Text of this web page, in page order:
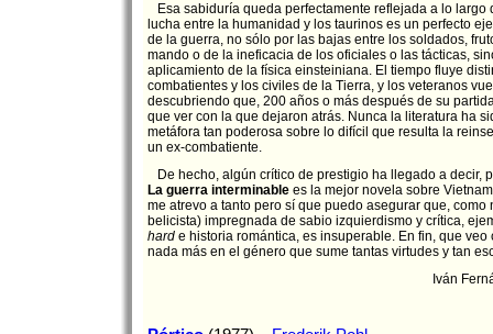
Esa sabiduría queda perfectamente reflejada a lo largo
lucha entre la humanidad y los taurinos es un perfecto
de la guerra, no sólo por las bajas entre los soldados,
mando o de la ineficacia de los oficiales o las tácticas,
aplicamiento de la física einsteiniana. El tiempo fluye
combatientes y los civiles de la Tierra, y los veteranos
descubriendo que, 200 años o más después de su
que ver con la que dejaron atrás. Nunca la literatura ha
metáfora tan poderosa sobre lo difícil que resulta la
un ex-combatiente.
De hecho, algún crítico de prestigio ha llegado a decir,
La guerra interminable es la mejor novela sobre
me atrevo a tanto pero sí que puedo asegurar que, como
belicista) impregnada de sabio izquierdismo y crítica,
hard e historia romántica, es insuperable. En fin, que
nada más en el género que sume tantas virtudes y tan
Iván